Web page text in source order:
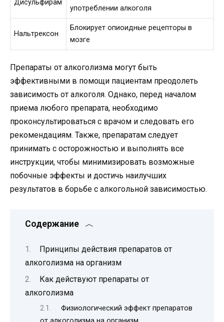
Дисульфирам
употреблении алкоголя
Нальтрексон
Блокирует опиоидные рецепторы в
мозге
Препараты от алкоголизма могут быть
эффективными в помощи пациентам преодолеть
зависимость от алкоголя. Однако, перед началом
приема любого препарата, необходимо
проконсультироваться с врачом и следовать его
рекомендациям. Также, препаратам следует
принимать с осторожностью и выполнять все
инструкции, чтобы минимизировать возможные
побочные эффекты и достичь наилучших
результатов в борьбе с алкогольной зависимостью.
Содержание
Принципы действия препаратов от
алкоголизма на организм
Как действуют препараты от
алкоголизма
Физиологический эффект препаратов